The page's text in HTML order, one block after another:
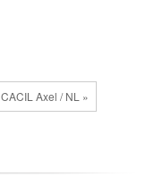
CACIL Axel / NL »